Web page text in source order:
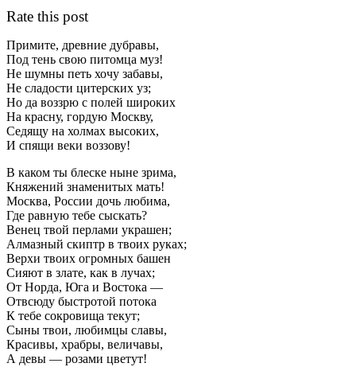
Rate this post
Примите, древние дубравы,
Под тень свою питомца муз!
Не шумны петь хочу забавы,
Не сладости цитерских уз;
Но да воззрю с полей широких
На красну, гордую Москву,
Седящу на холмах высоких,
И спящи веки воззову!
В каком ты блеске ныне зрима,
Княжений знаменитых мать!
Москва, России дочь любима,
Где равную тебе сыскать?
Венец твой перлами украшен;
Алмазный скиптр в твоих руках;
Верхи твоих огромных башен
Сияют в злате, как в лучах;
От Норда, Юга и Востока —
Отвсюду быстротой потока
К тебе сокровища текут;
Сыны твои, любимцы славы,
Красивы, храбры, величавы,
А девы — розами цветут!